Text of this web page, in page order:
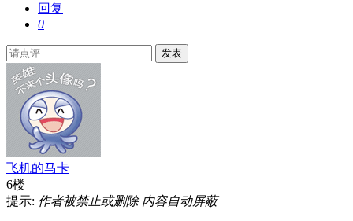
回复
0
发表
飞机的马卡
6楼
提示: 作者被禁止或删除 内容自动屏蔽